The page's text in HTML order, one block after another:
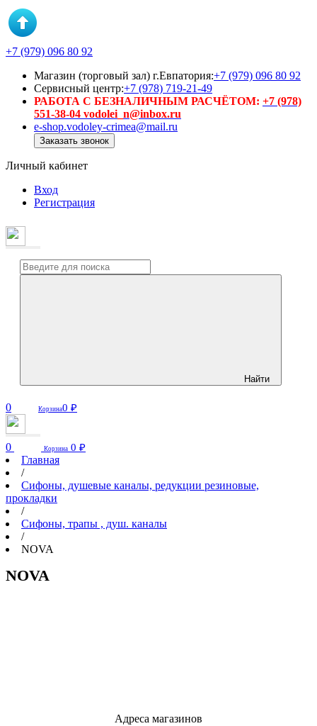
+7 (979) 096 80 92
Магазин (торговый зал) г.Евпатория:+7 (979) 096 80 92
Сервисный центр:+7 (978) 719-21-49
РАБОТА С БЕЗНАЛИЧНЫМ РАСЧЁТОМ: +7 (978)
551-38-04 vodolei_n@inbox.ru
e-shop.vodoley-crimea@mail.ru
Заказать звонок
Личный кабинет
Вход
Регистрация
Найти
0 Корзина0 ₽
0 Корзина 0 ₽
Главная
/
Сифоны, душевые каналы, редукции резиновые,
прокладки
/
Сифоны, трапы , душ. каналы
/
NOVA
NOVA
Адреса магазинов